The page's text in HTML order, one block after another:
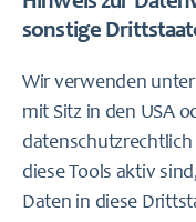
sonstige
Wir verwenden
mit Sitz in den USA
diese Tools aktiv
Daten in diese